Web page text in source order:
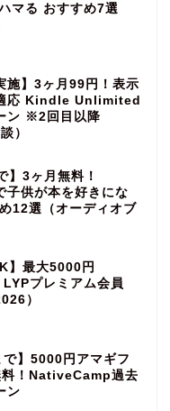
マる おすすめ7選
施】3ヶ月99円！表示
応 Kindle Unlimited
ン ※2回目以降
）
】3ヶ月無料！
供が本を好きにな
12選（オーディオブ
】最大5000円
プレミアム会員
）
で】5000円アマギフ
料！NativeCamp過去
ン